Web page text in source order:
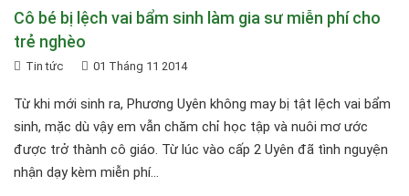
Cô bé bị lệch vai bẩm sinh làm gia sư miễn phí cho
trẻ nghèo
Tin tức 01 Tháng 11 2014
Từ khi mới sinh ra, Phương Uyên không may bị tật lệch vai bẩm
sinh, mặc dù vậy em vẫn chăm chỉ học tập và nuôi mơ ước
được trở thành cô giáo. Từ lúc vào cấp 2 Uyên đã tình nguyện
nhận dạy kèm miễn phí...